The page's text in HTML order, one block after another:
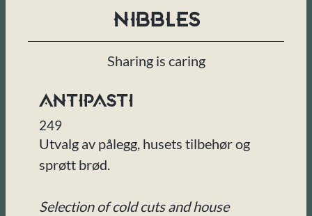
Nibbles
Sharing is caring
ANTIPASTI
249
Utvalg av pålegg, husets tilbehør og
sprøtt brød.
Selection of cold cuts and house